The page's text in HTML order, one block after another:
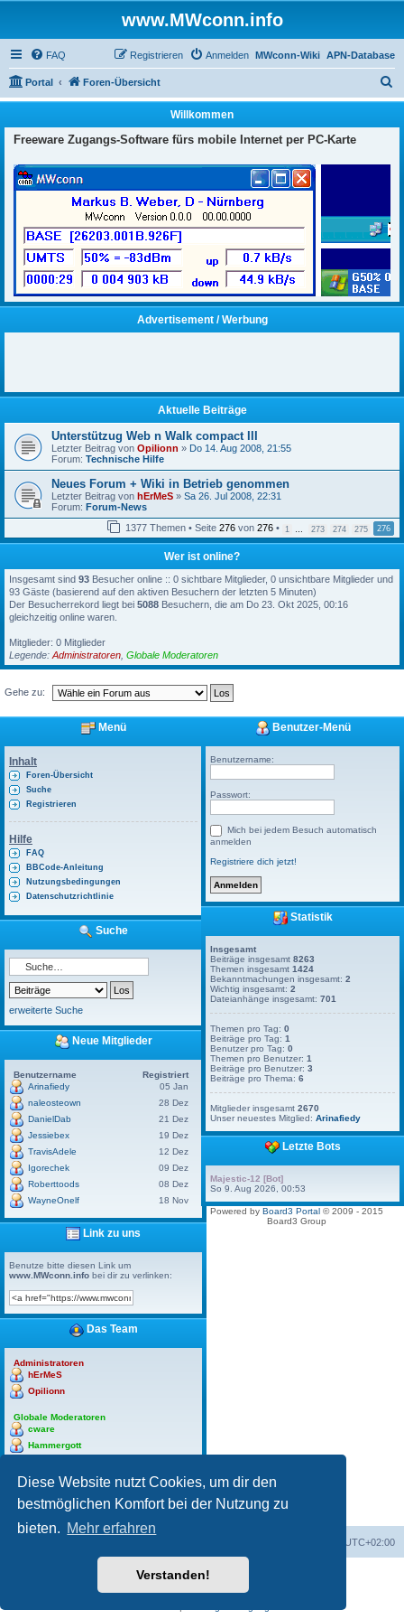
Diese Website nutzt Cookies, um dir den
bestmöglichen Komfort bei der Nutzung zu
bieten. Mehr erfahren
Verstanden!
www.MWconn.info
FAQ APN-Database
MWconn-Wiki
Anmelden
Registrieren
Portal Foren-Übersicht
u
Willkommen
Freeware Zugangs-Software fürs mobile Internet per PC-Karte
Advertisement / Werbung
Aktuelle Beiträge
Unterstützug Web n Walk compact III
Letzter Beitrag von Opilionn » Do 14. Aug 2008, 21:55
Forum: Technische Hilfe
Neues Forum + Wiki in Betrieb genommen
Letzter Beitrag von hErMeS » Sa 26. Jul 2008, 22:31
Forum: Forum-News
1377 Themen • Seite 276 von 276 • 1 … 273 274 275 276
Wer ist online?
Insgesamt sind 93 Besucher online :: 0 sichtbare Mitglieder, 0 unsichtbare Mitglieder und
93 Gäste (basierend auf den aktiven Besuchern der letzten 5 Minuten)
Der Besucherrekord liegt bei 5088 Besuchern, die am Do 23. Okt 2025, 00:16
gleichzeitig online waren.
Mitglieder: 0 Mitglieder
Legende: Administratoren Globale Moderatoren
Gehe zu:
Menü
Inhalt
Foren-Übersicht
Suche
Registrieren
Hilfe
FAQ
BBCode-Anleitung
Nutzungsbedingungen
Datenschutzrichtlinie
Suche
erweiterte Suche
Neue Mitglieder
Benutzername
Registriert
Arinafiedy
05 Jan
naleosteown
28 Dez
DanielDab
21 Dez
Jessiebex
19 Dez
TravisAdele
12 Dez
Igorechek
09 Dez
Roberttoods
08 Dez
WayneOnelf
18 Nov
Link zu uns
Benutze bitte diesen Link um
www.MWconn.info bei dir zu verlinken:
Das Team
Administratoren
hErMeS
Opilionn
Globale Moderatoren
cware
Hammergott
lagoon
Benutzer-Menü
Benutzername:
Passwort:
Mich bei jedem Besuch automatisch
anmelden
Registriere dich jetzt!
Statistik
Insgesamt
Beiträge insgesamt8263
Themen insgesamt1424
Bekanntmachungen insgesamt:2
Wichtig insgesamt:2
Dateianhänge insgesamt:701
Themen pro Tag:0
Beiträge pro Tag:1
Benutzer pro Tag:0
Themen pro Benutzer:1
Beiträge pro Benutzer:3
Beiträge pro Thema:6
Mitglieder insgesamt2670
Unser neuestes Mitglied:Arinafiedy
Letzte Bots
Majestic-12 [Bot]
So 9. Aug 2026, 00:53
Powered by Board3 Portal© 2009 - 2015
Board3 Group
UTC+02:00
Powered byphpBB® Forum Software © phpBB Limited
phpBB.de